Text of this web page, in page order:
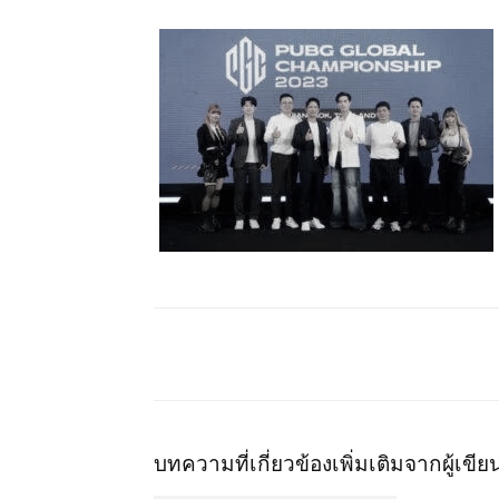
บทความที่เกี่ยวข้องเพิ่มเติมจากผู้เขีย